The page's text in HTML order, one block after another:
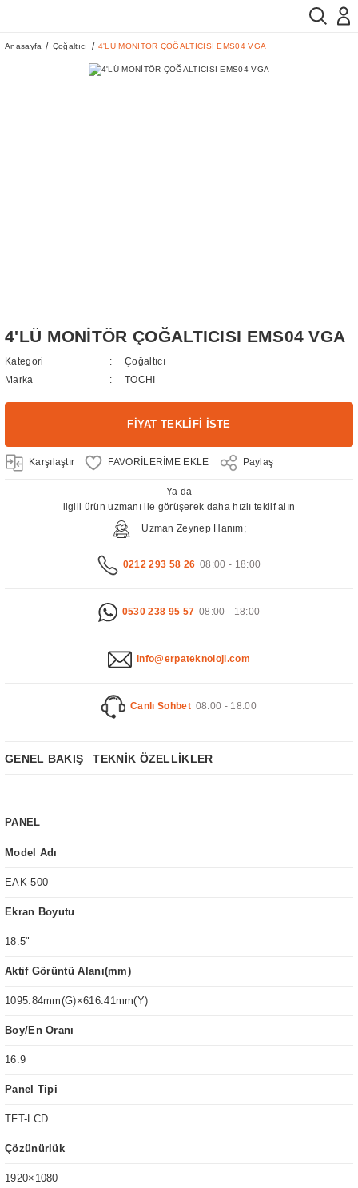
Anasayfa Çoğaltıcı 4'LÜ MONİTÖR ÇOĞALTICISI EMS04 VGA
4'LÜ MONİTÖR ÇOĞALTICISI EMS04 VGA
Kategori
Çoğaltıcı
Marka
TOCHI
FİYAT TEKLİFİ İSTE
Karşılaştır Paylaş
Ya da
ilgili ürün uzmanı ile görüşerek daha hızlı teklif alın
Uzman Zeynep Hanım;
0212 293 58 26 08:00 - 18:00
0530 238 95 57 08:00 - 18:00
info@erpateknoloji.com
Canlı Sohbet 08:00 - 18:00
GENEL BAKIŞ TEKNİK ÖZELLİKLER
PANEL
Model Adı
EAK-500
Ekran Boyutu
18.5"
Aktif Görüntü Alanı(mm)
1095.84mm(G)×616.41mm(Y)
Boy/En Oranı
16:9
Panel Tipi
TFT-LCD
Çözünürlük
1920×1080